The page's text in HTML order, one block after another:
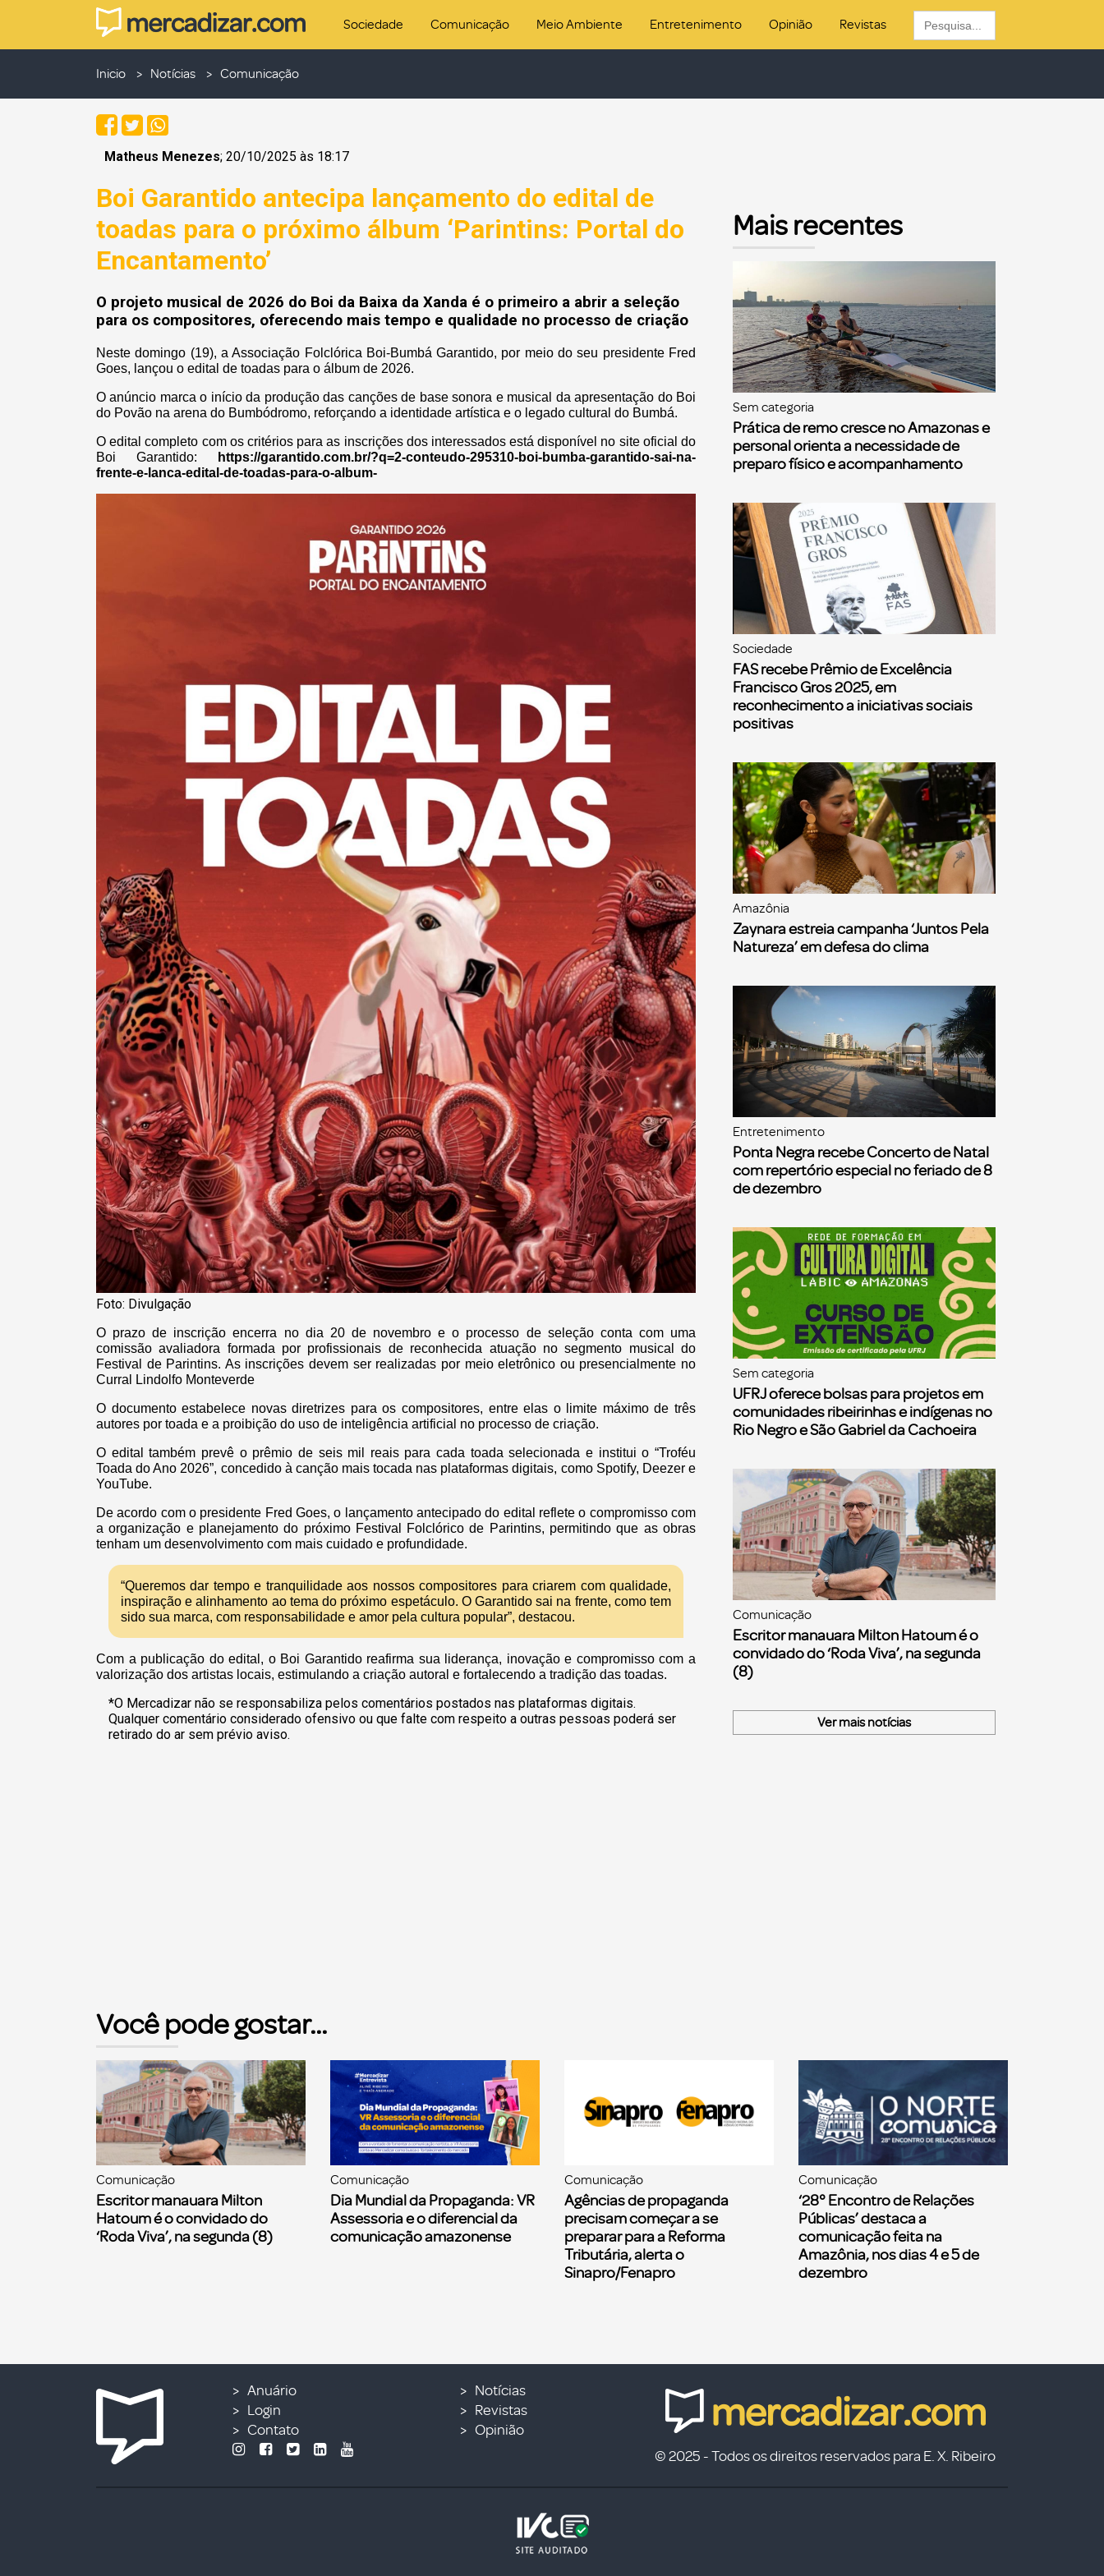
Sociedade Comunicação Meio Ambiente Entretenimento Opinião Revistas
Search
for:
Inicio Notícias Comunicação
Matheus Menezes; 20/10/2025 às 18:17
Boi Garantido antecipa lançamento do edital de
toadas para o próximo álbum ‘Parintins: Portal do
Encantamento’
O projeto musical de 2026 do Boi da Baixa da Xanda é o primeiro a abrir a seleção
para os compositores, oferecendo mais tempo e qualidade no processo de criação
Neste domingo (19), a Associação Folclórica Boi-Bumbá Garantido, por meio do seu presidente Fred
Goes, lançou o edital de toadas para o álbum de 2026.
O anúncio marca o início da produção das canções de base sonora e musical da apresentação do Boi
do Povão na arena do Bumbódromo, reforçando a identidade artística e o legado cultural do Bumbá.
O edital completo com os critérios para as inscrições dos interessados está disponível no site oficial do
Boi Garantido:
https://garantido.com.br/?q=2-conteudo-295310-boi-bumba-garantido-sai-na-
frente-e-lanca-edital-de-toadas-para-o-album-
Foto: Divulgação
O prazo de inscrição encerra no dia 20 de novembro e o processo de seleção conta com uma
comissão avaliadora formada por profissionais de reconhecida atuação no segmento musical do
Festival de Parintins. As inscrições devem ser realizadas por meio eletrônico ou presencialmente no
Curral Lindolfo Monteverde
O documento estabelece novas diretrizes para os compositores, entre elas o limite máximo de três
autores por toada e a proibição do uso de inteligência artificial no processo de criação.
O edital também prevê o prêmio de seis mil reais para cada toada selecionada e institui o “Troféu
Toada do Ano 2026”, concedido à canção mais tocada nas plataformas digitais, como Spotify, Deezer e
YouTube.
De acordo com o presidente Fred Goes, o lançamento antecipado do edital reflete o compromisso com
a organização e planejamento do próximo Festival Folclórico de Parintins, permitindo que as obras
tenham um desenvolvimento com mais cuidado e profundidade.
“Queremos dar tempo e tranquilidade aos nossos compositores para criarem com qualidade,
inspiração e alinhamento ao tema do próximo espetáculo. O Garantido sai na frente, como tem
sido sua marca, com responsabilidade e amor pela cultura popular”, destacou.
Com a publicação do edital, o Boi Garantido reafirma sua liderança, inovação e compromisso com a
valorização dos artistas locais, estimulando a criação autoral e fortalecendo a tradição das toadas.
*O Mercadizar não se responsabiliza pelos comentários postados nas plataformas digitais.
Qualquer comentário considerado ofensivo ou que falte com respeito a outras pessoas poderá ser
retirado do ar sem prévio aviso.
Mais recentes
Sem categoria
Prática de remo cresce no Amazonas e
personal orienta a necessidade de
preparo físico e acompanhamento
Sociedade
FAS recebe Prêmio de Excelência
Francisco Gros 2025, em
reconhecimento a iniciativas sociais
positivas
Amazônia
Zaynara estreia campanha ‘Juntos Pela
Natureza’ em defesa do clima
Entretenimento
Ponta Negra recebe Concerto de Natal
com repertório especial no feriado de 8
de dezembro
Sem categoria
UFRJ oferece bolsas para projetos em
comunidades ribeirinhas e indígenas no
Rio Negro e São Gabriel da Cachoeira
Comunicação
Escritor manauara Milton Hatoum é o
convidado do ‘Roda Viva’, na segunda
(8)
Ver mais notícias
Você pode gostar...
Comunicação
Escritor manauara Milton
Hatoum é o convidado do
‘Roda Viva’, na segunda (8)
Comunicação
Dia Mundial da Propaganda: VR
Assessoria e o diferencial da
comunicação amazonense
Comunicação
Agências de propaganda
precisam começar a se
preparar para a Reforma
Tributária, alerta o
Sinapro/Fenapro
Comunicação
‘28° Encontro de Relações
Públicas’ destaca a
comunicação feita na
Amazônia, nos dias 4 e 5 de
dezembro
Anuário
Login
Contato
Notícias
Revistas
Opinião
© 2025 - Todos os direitos reservados para E. X. Ribeiro